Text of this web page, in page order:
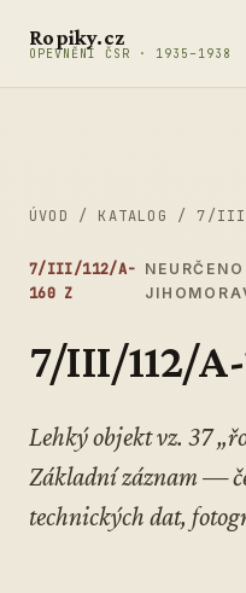
Ropiky.cz
OPEVNĚNÍ ČSR · 1935–1938
ÚVOD / KATALOG / 7/III/
7/III/112/A-
160 Z
NEURČENO
7/III/112/
Lehký objekt vz. 37
Základní záznam —
technických dat,